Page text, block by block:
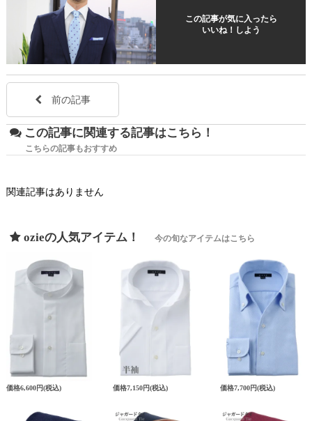
この記事が気に入ったら
いいね！しよう
前の記事
この記事に関連する記事はこちら！
こちらの記事もおすすめ
関連記事はありません
ozieの人気アイテム！ 今の旬なアイテムはこちら
価格6,600円(税込) 価格7,150円(税込) 価格7,700円(税込)